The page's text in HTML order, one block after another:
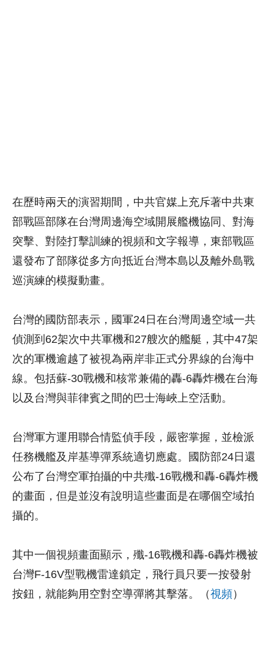
在歷時兩天的演習期間，中共官媒上充斥著中共東
部戰區部隊在台灣周邊海空域開展艦機協同、對海
突擊、對陸打擊訓練的視頻和文字報導，東部戰區
還發布了部隊從多方向抵近台灣本島以及離外島戰
巡演練的模擬動畫。
台灣的國防部表示，國軍24日在台灣周邊空域一共
偵測到62架次中共軍機和27艘次的艦艇，其中47架
次的軍機逾越了被視為兩岸非正式分界線的台海中
線。包括蘇-30戰機和核常兼備的轟-6轟炸機在台海
以及台灣與菲律賓之間的巴士海峽上空活動。
台灣軍方運用聯合情監偵手段，嚴密掌握，並檢派
任務機艦及岸基導彈系統適切應處。國防部24日還
公布了台灣空軍拍攝的中共殲-16戰機和轟-6轟炸機
的畫面，但是並沒有說明這些畫面是在哪個空域拍
攝的。
其中一個視頻畫面顯示，殲-16戰機和轟-6轟炸機被
台灣F-16V型戰機雷達鎖定，飛行員只要一按發射
按鈕，就能夠用空對空導彈將其擊落。（視頻）